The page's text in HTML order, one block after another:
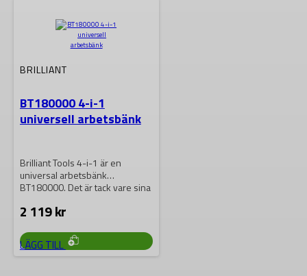
BRILLIANT
BT180000 4-i-1
universell arbetsbänk
Brilliant Tools 4-i-1 är en
universal arbetsbänk
BT180000. Det är tack vare sina
2 119kr
LÄGG TILL